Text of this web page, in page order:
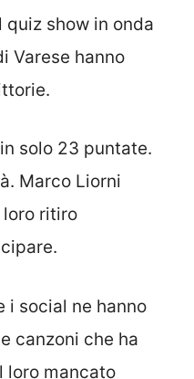
show in onda
Varese hanno
solo 23 puntate.
Marco Liorni
loro ritiro
i social ne hanno
canzoni che ha
loro mancato